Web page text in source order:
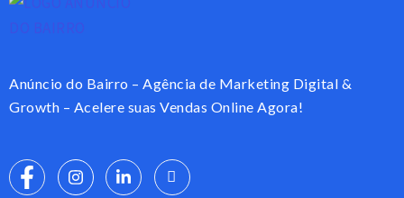
Anúncio do Bairro – Agência de Marketing Digital &
Growth – Acelere suas Vendas Online Agora!